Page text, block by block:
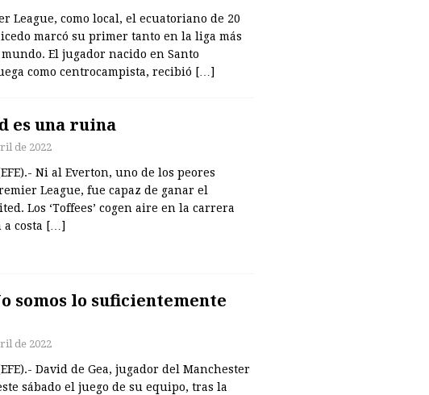
League, como local, el ecuatoriano de 20
marcó su primer tanto en la liga más
El jugador nacido en Santo
como centrocampista, recibió […]
es una ruina
de 2022
Ni al Everton, uno de los peores
League, fue capaz de ganar el
Los ‘Toffees’ cogen aire en la carrera
costa […]
somos lo suficientemente
de 2022
David de Gea, jugador del Manchester
sábado el juego de su equipo, tras la